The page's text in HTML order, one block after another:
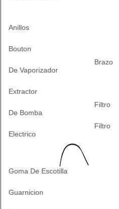
Anillos
Bouton
Brazo
De Vaporizador
Extractor
Filtro
De Bomba
Filtro
Electrico
Goma De Escotilla
Guarnicion